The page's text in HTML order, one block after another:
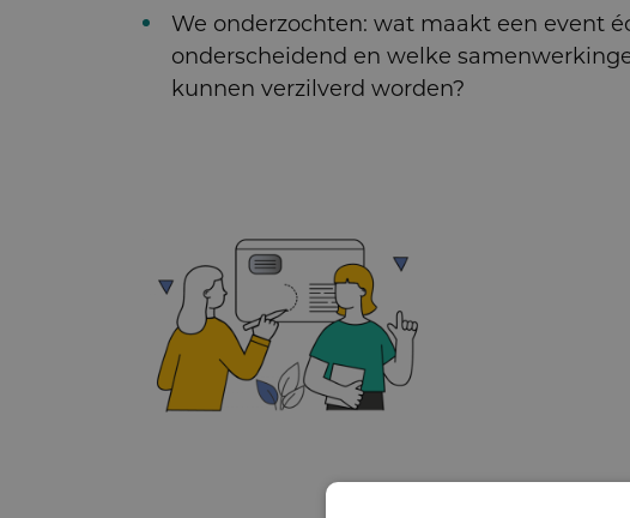
We onderzochten: wat maakt een event
onderscheidend en welke
kunnen verzilverd worden?